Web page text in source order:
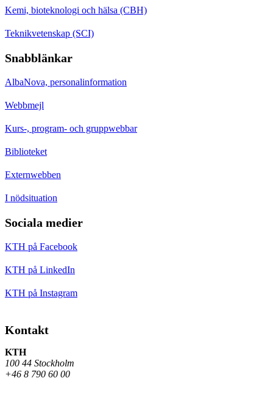
Kemi, bioteknologi och hälsa (CBH)
Teknikvetenskap (SCI)
Snabblänkar
AlbaNova, personalinformation
Webbmejl
Kurs-, program- och gruppwebbar
Biblioteket
Externwebben
I nödsituation
Sociala medier
KTH på Facebook
KTH på LinkedIn
KTH på Instagram
Kontakt
KTH
100 44 Stockholm
+46 8 790 60 00